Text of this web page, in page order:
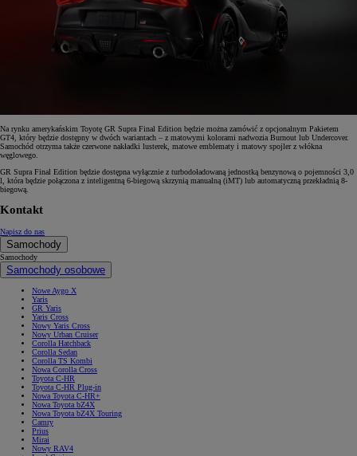
Na rynku amerykańskim Toyotę GR Supra Final Edition będzie można zamówić z opcjonalnym Pakietem
GT4, który będzie dostępny w dwóch wariantach – z matowymi kolorami nadwozia Burnout lub Undercover.
Samochód otrzyma także czerwone nakładki lusterek, matowe emblematy i matowy spojler z włókna
węglowego.
GR Supra Final Edition będzie dostępna wyłącznie z turbodoładowaną jednostką benzynową o pojemności 3,0
l, która będzie połączona z inteligentną 6-biegową skrzynią manualną (iMT) lub automatyczną przekładnią 8-
biegową.
Kontakt
Napisz do nas
Samochody
Samochody
Samochody osobowe
Nowe Aygo X
Yaris
GR Yaris
Yaris Cross
Nowy Yaris Cross
Nowy Urban Cruiser
Corolla Hatchback
Corolla Sedan
Corolla TS Kombi
Nowa Corolla Cross
Toyota C-HR
Toyota C-HR Plug-in
Nowa Toyota C-HR+
Nowa Toyota bZ4X
Nowa Toyota bZ4X Touring
Camry
Prius
Mirai
Nowy RAV4